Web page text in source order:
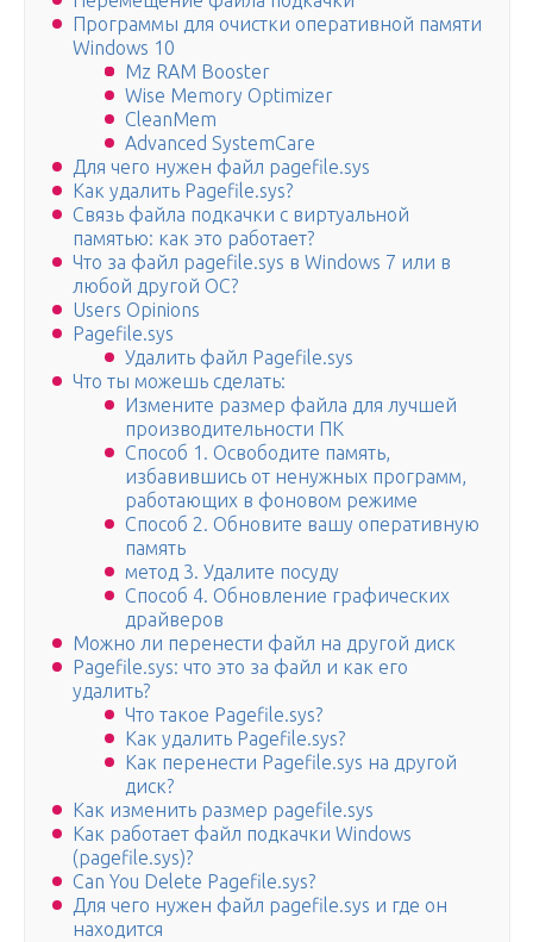
Программы для очистки оперативной памяти
Windows 10
Mz RAM Booster
Wise Memory Optimizer
CleanMem
Advanced SystemCare
Для чего нужен файл pagefile.sys
Как удалить Pagefile.sys?
Связь файла подкачки с виртуальной
памятью: как это работает?
Что за файл pagefile.sys в Windows 7 или в
любой другой ОС?
Users Opinions
Pagefile.sys
Удалить файл Pagefile.sys
Что ты можешь сделать:
Измените размер файла для лучшей
производительности ПК
Способ 1. Освободите память,
избавившись от ненужных программ,
работающих в фоновом режиме
Способ 2. Обновите вашу оперативную
память
метод 3. Удалите посуду
Способ 4. Обновление графических
драйверов
Можно ли перенести файл на другой диск
Pagefile.sys: что это за файл и как его
удалить?
Что такое Pagefile.sys?
Как удалить Pagefile.sys?
Как перенести Pagefile.sys на другой
диск?
Как изменить размер pagefile.sys
Как работает файл подкачки Windows
(pagefile.sys)?
Can You Delete Pagefile.sys?
Для чего нужен файл pagefile.sys и где он
находится